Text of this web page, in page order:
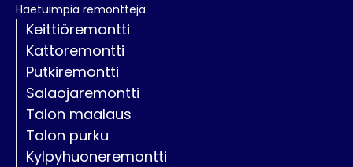
Haetuimpia remontteja
Keittiöremontti
Kattoremontti
Putkiremontti
Salaojaremontti
Talon maalaus
Talon purku
Kylpyhuoneremontti